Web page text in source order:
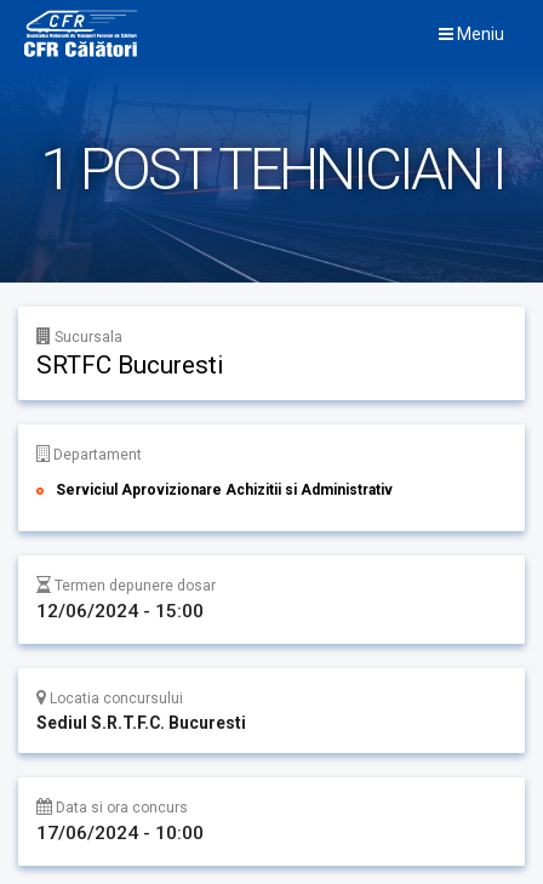
content
Meniu
1 POST TEHNICIAN I
Sucursala
SRTFC Bucuresti
Departament
Serviciul Aprovizionare Achizitii si Administrativ
Termen depunere dosar
12/06/2024 - 15:00
Locatia concursului
Sediul S.R.T.F.C. Bucuresti
Data si ora concurs
17/06/2024 - 10:00